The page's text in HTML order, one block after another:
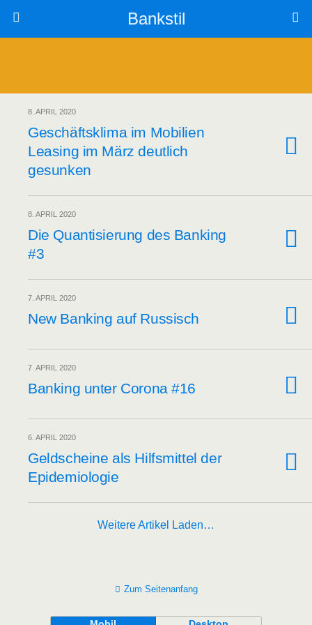
Bankstil
8. APRIL 2020
Geschäfts­kli­ma im Mobi­li­en
Lea­sing im März deut­lich
gesunken
8. APRIL 2020
Die Quan­ti­sie­rung des Ban­king
#3
7. APRIL 2020
New Ban­king auf Russisch
7. APRIL 2020
Ban­king unter Coro­na #16
6. APRIL 2020
Geld­schei­ne als Hilfs­mit­tel der
Epidemiologie
Weitere Artikel Laden…
Zum Seitenanfang